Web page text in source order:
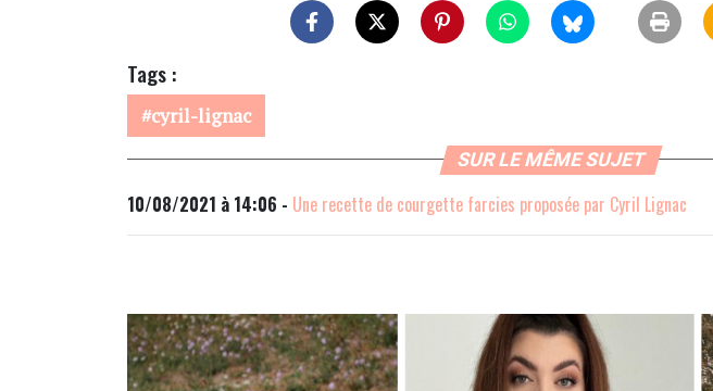
Tags :
cyril-lignac
SUR LE MÊME SUJET
10/08/2021 à 14:06 - Une recette de courgette farcies proposée par Cyril Lignac